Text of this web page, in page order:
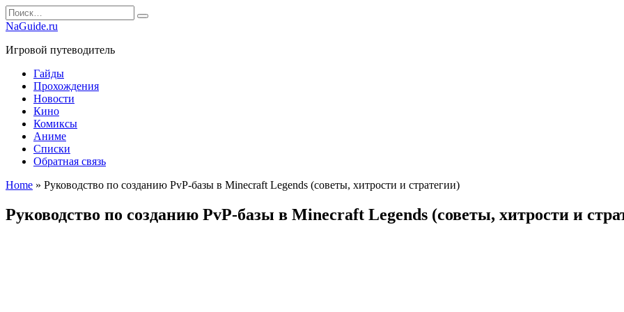
Перейти
к
Search
for:
NaGuide.ru
Игровой путеводитель
Гайды
Прохождения
Новости
Кино
Комиксы
Аниме
Списки
Обратная связь
Home » Руководство по созданию PvP-базы в Minecraft Legends (советы, хитрости и стратегии)
Руководство по созданию PvP-базы в Minecraft Legends (советы, хитрости и